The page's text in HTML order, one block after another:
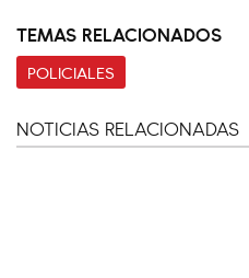
TEMAS RELACIONADOS
POLICIALES
NOTICIAS RELACIONADAS